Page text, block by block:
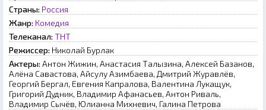
Страны: Россия
Жанр: Комедия
Телеканал: ТНТ
Режиссер: Николай Бурлак
Актеры: Антон Жижин, Анастасия Талызина, Алексей Базанов,
Алёна Савастова, Айсулу Азимбаева, Дмитрий Журавлёв,
Георгий Бергал, Евгения Капралова, Валентина Лукащук,
Григорий Дудник, Владимир Афанасьев, Антон Риваль,
Владимир Сычёв, Юлианна Михневич, Галина Петрова